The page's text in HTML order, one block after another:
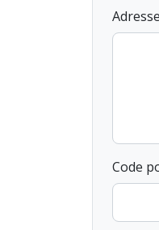
Adresse
Code